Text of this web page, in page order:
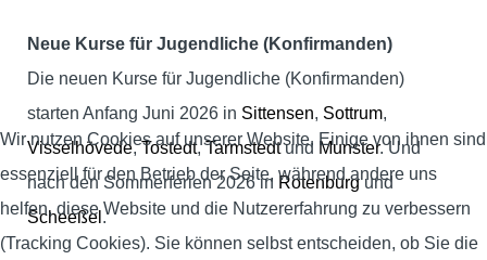
Neue Kurse für Jugendliche (Konfirmanden)
Die neuen Kurse für Jugendliche (Konfirmanden)
starten Anfang Juni 2026 in Sittensen, Sottrum,
Visselhövede,Tostedt,Tarmstedtund Munster. Und
nach den Sommerferien 2026 in Rotenburgund
Scheeßel .
Wir nutzen Cookies auf unserer Website. Einige von ihnen sind
essenziell für den Betrieb der Seite, während andere uns
helfen, diese Website und die Nutzererfahrung zu verbessern
(Tracking Cookies). Sie können selbst entscheiden, ob Sie die